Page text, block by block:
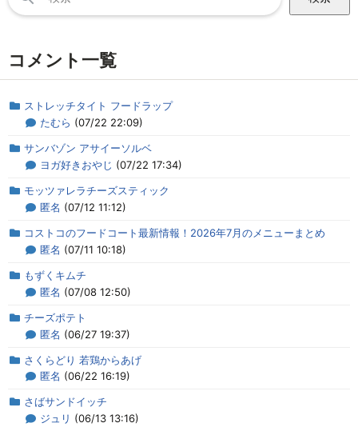
索:
コメント一覧
ストレッチタイト フードラップ
たむら (07/22 22:09)
サンバゾン アサイーソルベ
ヨガ好きおやじ (07/22 17:34)
モッツァレラチーズスティック
匿名 (07/12 11:12)
コストコのフードコート最新情報！2026年7月のメニューまとめ
匿名 (07/11 10:18)
もずくキムチ
匿名 (07/08 12:50)
チーズポテト
匿名 (06/27 19:37)
さくらどり 若鶏からあげ
匿名 (06/22 16:19)
さばサンドイッチ
ジュリ (06/13 13:16)